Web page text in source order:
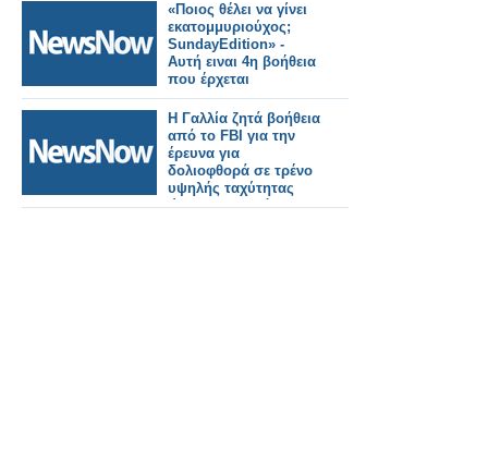
«Ποιος θέλει να γίνει
εκατομμυριούχος;
SundayEdition» -
Αυτή ειναι 4η βοήθεια
που έρχεται
Η Γαλλία ζητά βοήθεια
από το FBI για την
έρευνα για
δολιοφθορά σε τρένο
υψηλής ταχύτητας
ώρες πριν από τους